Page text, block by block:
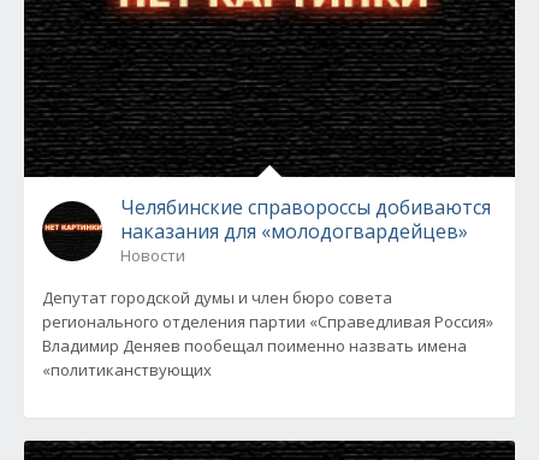
Челябинские справороссы добиваются
наказания для «молодогвардейцев»
Новости
Депутат городской думы и член бюро совета
регионального отделения партии «Справедливая Россия»
Владимир Деняев пообещал поименно назвать имена
«политиканствующих